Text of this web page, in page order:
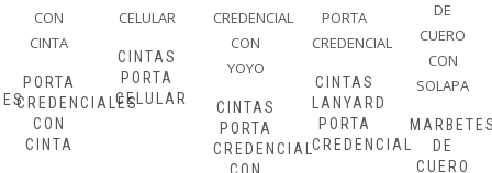
PORTA
CELULAR
CINTAS
CREDENCIAL
LANYARD
PORTA
CREDENCIAL
MARBETES
DE
YOYOS